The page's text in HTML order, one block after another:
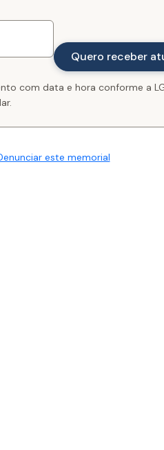
com data e hora conforme a
este memorial